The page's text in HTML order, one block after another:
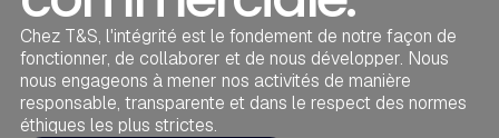
Chez T&S, l'intégrité est le fondement de notre façon de
fonctionner, de collaborer et de nous développer. Nous
nous engageons à mener nos activités de manière
responsable, transparente et dans le respect des normes
éthiques les plus strictes.